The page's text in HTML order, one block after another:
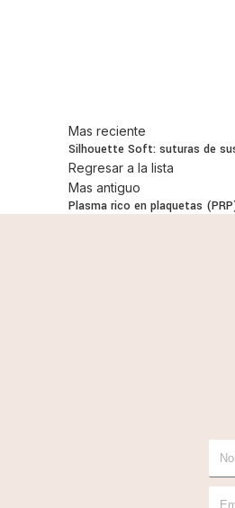
Mas reciente
Silhouette Soft: suturas de
Regresar a la lista
Mas antiguo
Plasma rico en plaquetas